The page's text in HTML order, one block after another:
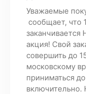
Уважаемые
сообщает, что
заканчивается
акция! Свой
совершить до
московскому
приниматься
включительно.